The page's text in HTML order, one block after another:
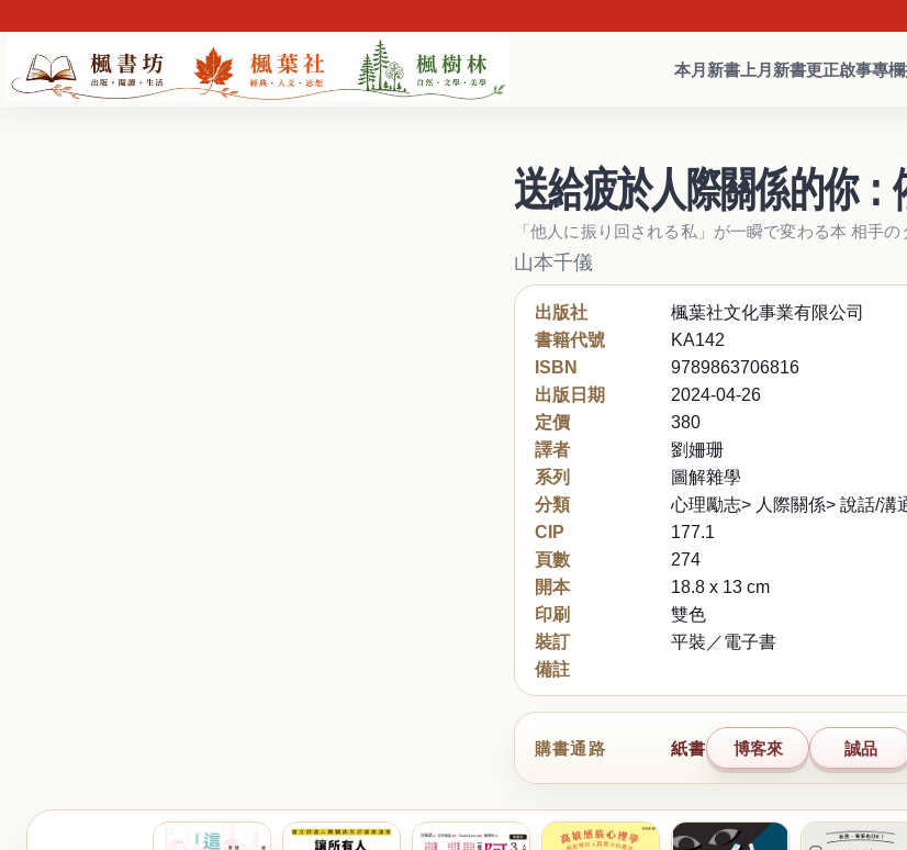
本月新書 上月新書更正啟事專
送給疲於人際關係的你
「他人に振り回される私」が一瞬で変わる本 相手
山本千儀
出版社
楓葉社文化事業有限公司
書籍代號
KA142
ISBN
9789863706816
出版日期
2024-04-26
定價
380
譯者
劉姍珊
系列
圖解雜學
分類
心理勵志> 人際關係> 說話/溝
CIP
177.1
頁數
274
開本
18.8 x 13 cm
印刷
雙色
裝訂
平裝／電子書
備註
購書通路 紙書 博客來 誠品